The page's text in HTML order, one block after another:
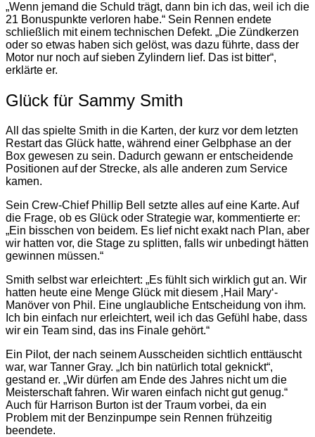
„Wenn jemand die Schuld trägt, dann bin ich das, weil ich die
21 Bonuspunkte verloren habe.“ Sein Rennen endete
schließlich mit einem technischen Defekt. „Die Zündkerzen
oder so etwas haben sich gelöst, was dazu führte, dass der
Motor nur noch auf sieben Zylindern lief. Das ist bitter“,
erklärte er.
Glück für Sammy Smith
All das spielte Smith in die Karten, der kurz vor dem letzten
Restart das Glück hatte, während einer Gelbphase an der
Box gewesen zu sein. Dadurch gewann er entscheidende
Positionen auf der Strecke, als alle anderen zum Service
kamen.
Sein Crew-Chief Phillip Bell setzte alles auf eine Karte. Auf
die Frage, ob es Glück oder Strategie war, kommentierte er:
„Ein bisschen von beidem. Es lief nicht exakt nach Plan, aber
wir hatten vor, die Stage zu splitten, falls wir unbedingt hätten
gewinnen müssen.“
Smith selbst war erleichtert: „Es fühlt sich wirklich gut an. Wir
hatten heute eine Menge Glück mit diesem ‚Hail Mary‘-
Manöver von Phil. Eine unglaubliche Entscheidung von ihm.
Ich bin einfach nur erleichtert, weil ich das Gefühl habe, dass
wir ein Team sind, das ins Finale gehört.“
Ein Pilot, der nach seinem Ausscheiden sichtlich enttäuscht
war, war Tanner Gray. „Ich bin natürlich total geknickt“,
gestand er. „Wir dürfen am Ende des Jahres nicht um die
Meisterschaft fahren. Wir waren einfach nicht gut genug.“
Auch für Harrison Burton ist der Traum vorbei, da ein
Problem mit der Benzinpumpe sein Rennen frühzeitig
beendete.